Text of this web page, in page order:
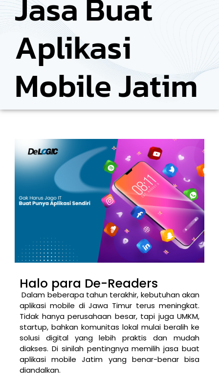
Aplikasi
Mobile Jatim
Halo para De-Readers
Dalam beberapa tahun terakhir, kebutuhan akan
aplikasi mobile di Jawa Timur terus meningkat.
Tidak hanya perusahaan besar, tapi juga UMKM,
startup, bahkan komunitas lokal mulai beralih ke
solusi digital yang lebih praktis dan mudah
diakses. Di sinilah pentingnya memilih jasa buat
aplikasi mobile Jatim yang benar-benar bisa
diandalkan.